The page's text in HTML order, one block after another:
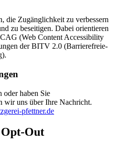
die Zugänglichkeit zu verbessern
zu beseitigen. Dabei orientieren
(Web Content Accessibility
der BITV 2.0 (Barrierefreie-
oder haben Sie
wir uns über Ihre Nachricht.
pfettner.de
Out